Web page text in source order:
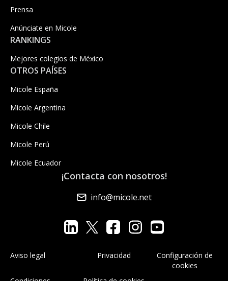
Prensa
Anúnciate en Micole
RANKINGS
Mejores colegios de México
OTROS PAÍSES
Micole España
Micole Argentina
Micole Chile
Micole Perú
Micole Ecuador
¡Contacta con nosotros!
info@micole.net
Aviso legal Privacidad
Configuración de
cookies